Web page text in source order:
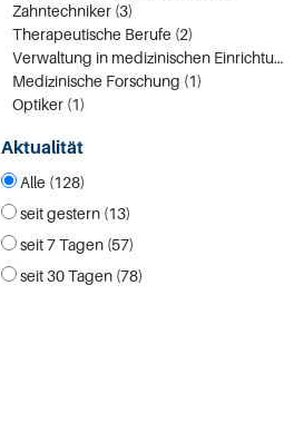
Zahntechniker (3)
Therapeutische Berufe (2)
Verwaltung in medizinischen Einrichtungen (1)
Medizinische Forschung (1)
Optiker (1)
Aktualität
Alle (128)
seit gestern (13)
seit 7 Tagen (57)
seit 30 Tagen (78)